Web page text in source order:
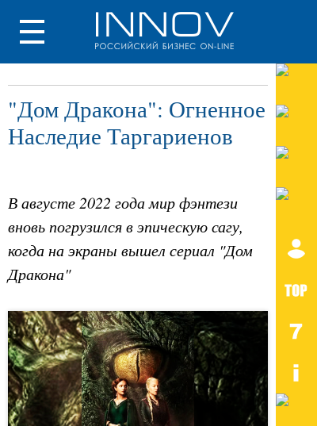
"Дом Дракона": Огненное
Наследие Таргариенов
В августе 2022 года мир фэнтези
вновь погрузился в эпическую сагу,
когда на экраны вышел сериал "Дом
Дракона"